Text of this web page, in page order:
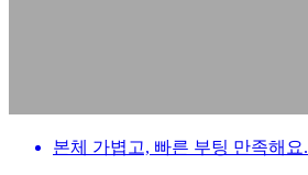
본체 가볍고, 빠른 부팅 만족해요.